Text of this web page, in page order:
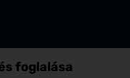
foglalása